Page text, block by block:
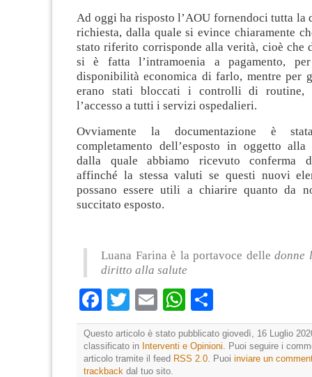
Ad oggi ha risposto l’AOU fornendoci tutta la
richiesta, dalla quale si evince chiaramente
stato riferito corrisponde alla verità, cioè che
si è fatta l’intramoenia a pagamento,
disponibilità economica di farlo, mentre per
erano stati bloccati i controlli di routine,
l’accesso a tutti i servizi ospedalieri.
Ovviamente la documentazione è
completamento dell’esposto in oggetto alla
dalla quale abbiamo ricevuto conferma
affinché la stessa valuti se questi nuovi
possano essere utili a chiarire quanto da
succitato esposto.
Luana Farina è la portavoce delledonne
diritto alla salute
Facebook
Twitter
EmailWhatsApp
Questo articolo è stato pubblicato giovedì, 16 Luglio
classificato in Interventi e Opinioni . Puoi seguire i
articolo tramite il feed RSS 2.0 . Puoi inviare un
trackback dal tuo sito.